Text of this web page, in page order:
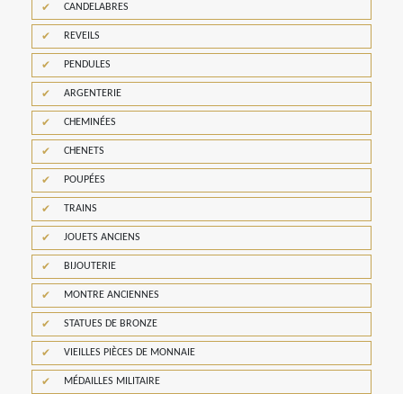
CANDELABRES
REVEILS
PENDULES
ARGENTERIE
CHEMINÉES
CHENETS
POUPÉES
TRAINS
JOUETS ANCIENS
BIJOUTERIE
MONTRE ANCIENNES
STATUES DE BRONZE
VIEILLES PIÈCES DE MONNAIE
MÉDAILLES MILITAIRE